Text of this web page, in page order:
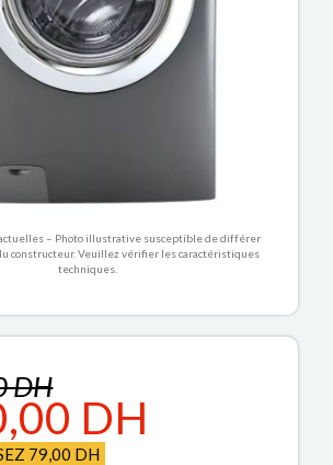
– Photo illustrative susceptible de différer
constructeur. Veuillez vérifier les caractéristiques
techniques.
DH
DH
79,00 DH